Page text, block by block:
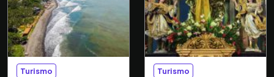
Turismo Turismo